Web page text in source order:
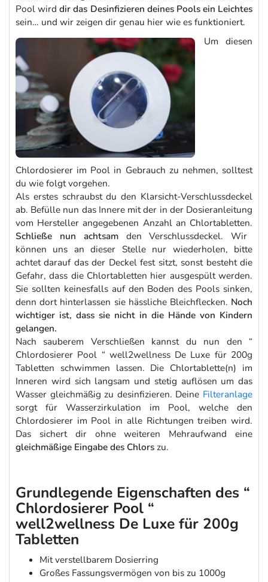
Pool wirddir das Desinfizieren deines Pools ein Leichtes
sein… und wir zeigen dir genau hier wie es funktioniert.
Um diesen
Chlordosierer im Pool in Gebrauch zu nehmen, solltest
du wie folgt vorgehen.
Als erstes schraubst du den Klarsicht-Verschlussdeckel
ab. Befülle nun das Innere mit der in der Dosieranleitung
vom Hersteller angegebenen Anzahl an Chlortabletten.
Schließe nun achtsamden Verschlussdeckel. Wir
können uns an dieser Stelle nur wiederholen, bitte
achtet darauf das der Deckel fest sitzt, sonst besteht die
Gefahr, dass die Chlortabletten hier ausgespült werden.
Sie sollten keinesfalls auf den Boden des Pools sinken,
denn dort hinterlassen sie hässliche Bleichflecken. Noch
wichtiger ist, dass sie nicht in die Hände von Kindern
gelangen.
Nach sauberem Verschließen kannst du nun den “
Chlordosierer Pool “ well2wellness De Luxe für 200g
Tabletten schwimmen lassen. Die Chlortablette(n) im
Inneren wird sich langsam und stetig auflösen um das
Wasser gleichmäßig zu desinfizieren. Deine Filteranlage
sorgt für Wasserzirkulation im Pool, welche den
Chlordosierer im Pool in alle Richtungen treiben wird.
Das sichert dir ohne weiteren Mehraufwand eine
gleichmäßige Eingabe des Chlorszu.
Grundlegende Eigenschaften des “
Chlordosierer Pool “
well2wellness De Luxe für 200g
Tabletten
Mit verstellbarem Dosierring
Großes Fassungsvermögen von bis zu 1000g